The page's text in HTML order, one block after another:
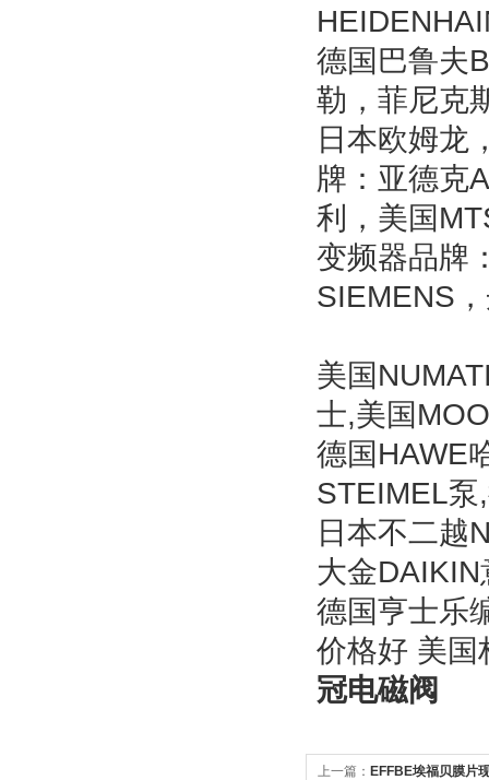
德国巴鲁夫
勒，菲尼克
日本欧姆龙
牌：亚德克
利，美国
变频器品牌
SIEMENS
美国
士,美国
德国HAWE
STEIMEL泵
日本不二越
大金
德国亨士乐
价格好 美
冠电磁阀
上一篇： EFFBE埃福贝膜片